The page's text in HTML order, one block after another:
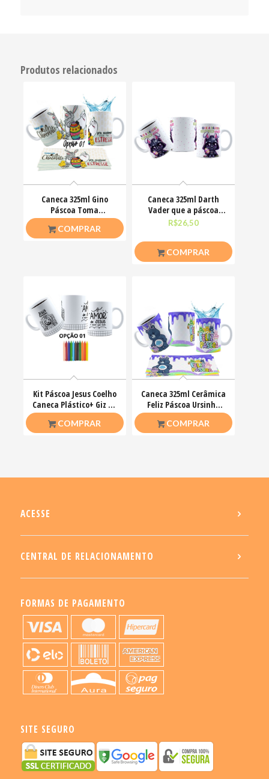
Produtos relacionados
Caneca 325ml Gino
Páscoa Toma
chocolate pra acalmar
esse teu estresse
COMPRAR
Caneca 325ml Darth
Vader que a páscoa
esteja com você
R$26,50
COMPRAR
Kit Páscoa Jesus Coelho
Caneca Plástico+ Giz De
Cera Colorir
COMPRAR
Caneca 325ml Cerâmica
Feliz Páscoa Ursinho
Carinhosos
COMPRAR
ACESSE
CENTRAL DE RELACIONAMENTO
FORMAS DE PAGAMENTO
SITE SEGURO